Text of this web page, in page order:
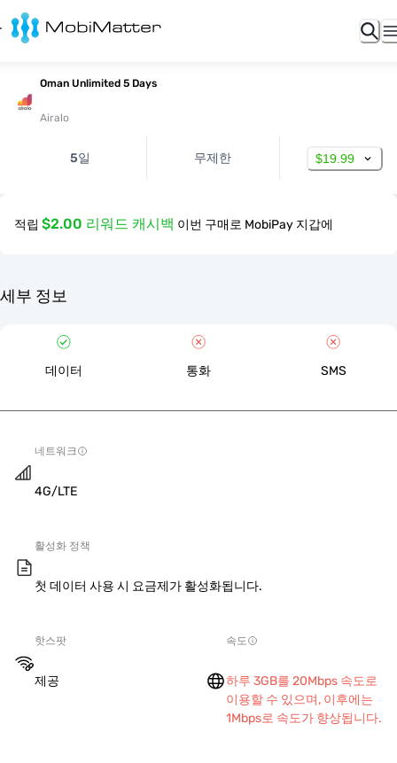
Oman Unlimited 5 Days
Airalo
5일 무제한 $19.99
적립 $2.00 리워드 캐시백 이번 구매로 MobiPay 지갑에
세부 정보
데이터 통화 SMS
네트워크
4G/LTE
활성화 정책
첫 데이터 사용 시 요금제가 활성화됩니다.
핫스팟
제공
속도
하루 3GB를 20Mbps 속도로
이용할 수 있으며, 이후에는
1Mbps로 속도가 향상됩니다.